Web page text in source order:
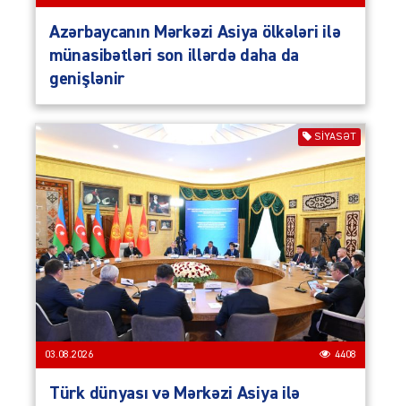
Azərbaycanın Mərkəzi Asiya ölkələri ilə
münasibətləri son illərdə daha da
genişlənir
SIYASƏT
03.08.2026 4408
Türk dünyası və Mərkəzi Asiya ilə